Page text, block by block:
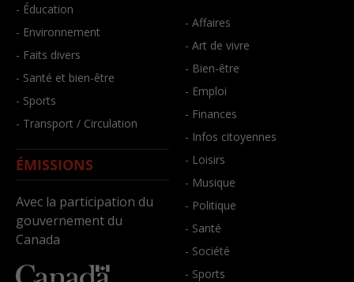
- Éducation
- Environnement
- Faits divers
- Santé et bien-être
- Sports
- Transport / Circulation
ÉMISSIONS
Avec la participation du
gouvernement du
Canada
- Affaires
- Art de vivre
- Bien-être
- Emploi
- Finances
- Infos citoyennes
- Loisirs
- Musique
- Politique
- Santé
- Société
- Sports